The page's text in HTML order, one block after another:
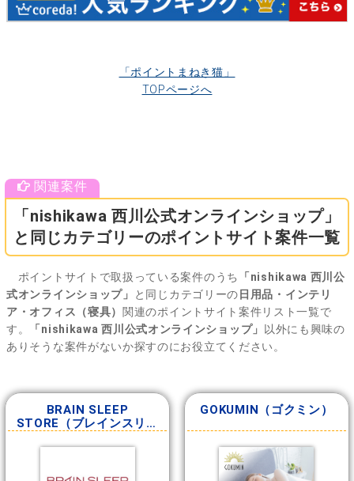
「ポイントまねき猫」
TOPページへ
「nishikawa 西川公式オンラインショップ」
と同じカテゴリーのポイントサイト案件一覧
ポイントサイトで取扱っている案件のうち
「nishikawa 西川公
式オンラインショップ」
と同じカテゴリーの 日用品・インテリ
ア・オフィス（寝具） 関連のポイントサイト案件リスト一覧で
す。
「nishikawa 西川公式オンラインショップ」
以外にも興味の
ありそうな案件がないか探すのにお役立てください。
BRAIN SLEEP
STORE（ブレインスリー
GOKUMIN（ゴクミン）